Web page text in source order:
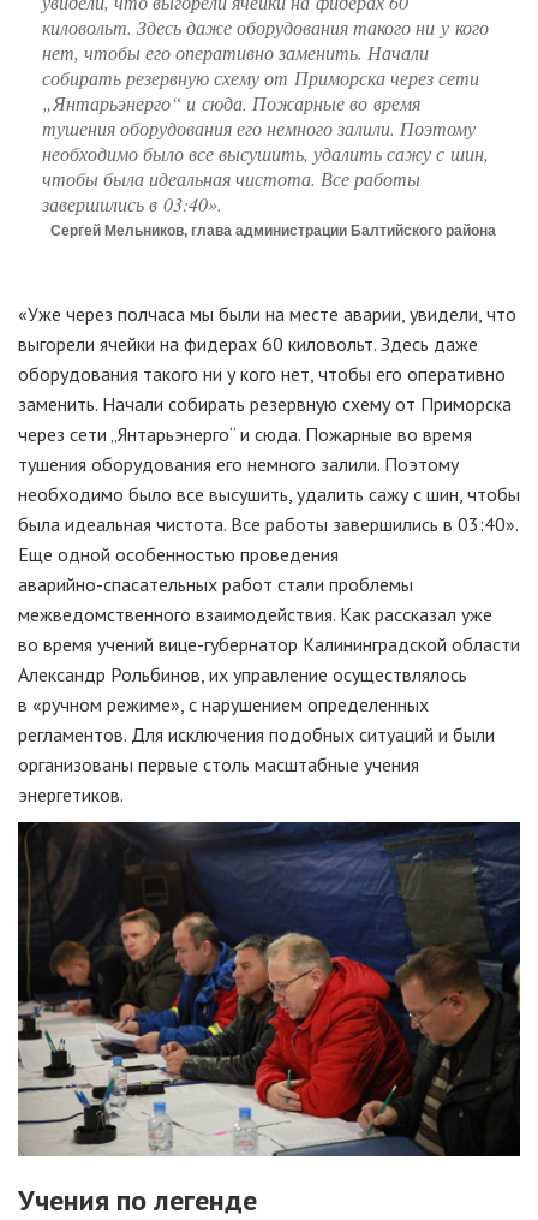
киловольт. Здесь даже оборудования такого ни у кого
нет, чтобы его оперативно заменить. Начали
собирать резервную схему от Приморска через сети
„Янтарьэнерго“ и сюда. Пожарные во время
тушения оборудования его немного залили. Поэтому
необходимо было все высушить, удалить сажу с шин,
чтобы была идеальная чистота. Все работы
завершились в 03:40».
Сергей Мельников, глава администрации Балтийского района
«Уже через полчаса мы были на месте аварии, увидели, что
выгорели ячейки на фидерах 60 киловольт. Здесь даже
оборудования такого ни у кого нет, чтобы его оперативно
заменить. Начали собирать резервную схему от Приморска
через сети „Янтарьэнерго“ и сюда. Пожарные во время
тушения оборудования его немного залили. Поэтому
необходимо было все высушить, удалить сажу с шин, чтобы
была идеальная чистота. Все работы завершились в 03:40».
Еще одной особенностью проведения
аварийно-спасательных работ стали проблемы
межведомственного взаимодействия. Как рассказал уже
во время учений вице-губернатор Калининградской области
Александр Рольбинов, их управление осуществлялось
в «ручном режиме», с нарушением определенных
регламентов. Для исключения подобных ситуаций и были
организованы первые столь масштабные учения
энергетиков.
Учения по легенде